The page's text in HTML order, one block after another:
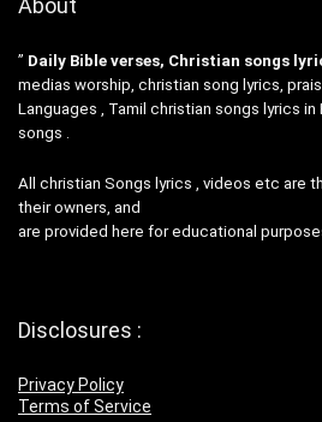
About
” Daily Bible verses, Christian songs
medias worship, christian song lyrics,
Languages , Tamil christian songs lyrics in
songs .
All christian Songs lyrics , videos etc are
their owners, and
are provided here for educational
Disclosures :
Privacy Policy
Terms of Service